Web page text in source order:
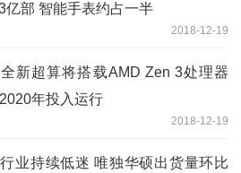
亿部 智能手表约占一半
2018-12-19
新超算将搭载AMD Zen 3处理器
年投入运行
2018-12-19
业持续低迷 唯独华硕出货量环比